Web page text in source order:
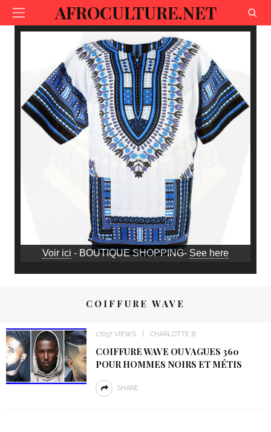
AFROCULTURE.NET
Voir ici - BOUTIQUE SHOPPING- See here
COIFFURE WAVE
17037 VIEWS CHARLOTTE B
COIFFURE WAVE OU VAGUES 360
POUR HOMMES NOIRS ET MÉTIS
SHARE